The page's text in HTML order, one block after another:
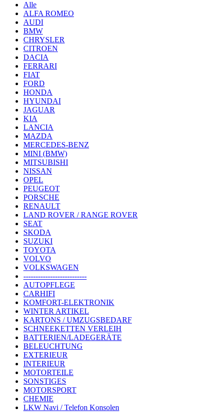
Alle
ALFA ROMEO
AUDI
BMW
CHRYSLER
CITROEN
DACIA
FERRARI
FIAT
FORD
HONDA
HYUNDAI
JAGUAR
KIA
LANCIA
MAZDA
MERCEDES-BENZ
MINI (BMW)
MITSUBISHI
NISSAN
OPEL
PEUGEOT
PORSCHE
RENAULT
LAND ROVER / RANGE ROVER
SEAT
SKODA
SUZUKI
TOYOTA
VOLVO
VOLKSWAGEN
--------------------------
AUTOPFLEGE
CARHIFI
KOMFORT-ELEKTRONIK
WINTER ARTIKEL
KARTONS / UMZUGSBEDARF
SCHNEEKETTEN VERLEIH
BATTERIEN/LADEGERÄTE
BELEUCHTUNG
EXTERIEUR
INTERIEUR
MOTORTEILE
SONSTIGES
MOTORSPORT
CHEMIE
LKW Navi / Telefon Konsolen